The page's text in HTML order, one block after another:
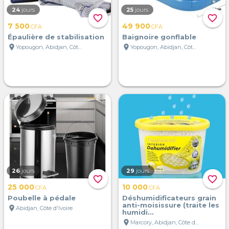
favorite_border
24 jours
7 500CFA
Épaulière de stabilisation
location_on
Yopougon, Abidjan, Côte d'Ivoire
favorite_border
25 jours
49 900CFA
Baignoire gonflable
location_on
Yopougon, Abidjan, Côte d'Ivoire
favorite_border
26 jours
25 000CFA
Poubelle à pédale
location_on Abidjan, Côte d'Ivoire
favorite_border
29 jours
10 000CFA
Déshumidificateurs grain
anti-moisissure (traite les
humidi...
location_on
Marcory, Abidjan, Côte d'Ivoire